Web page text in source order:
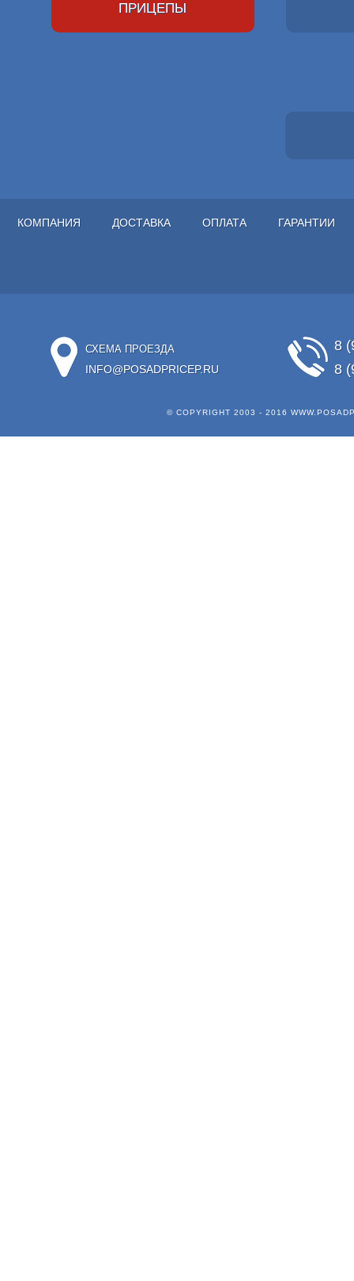
ПРИЦЕПЫ
КОМПАНИЯ ДОСТАВКА ОПЛАТА ГАРАНТИИ
СХЕМА ПРОЕЗДА
INFO@POSADPRICEP.RU
8
8
© COPYRIGHT 2003 - 2016